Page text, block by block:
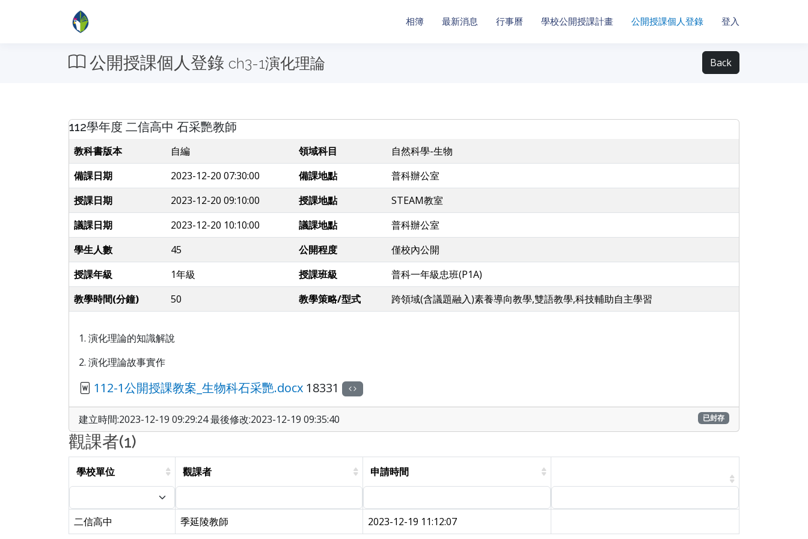
相簿 最新消息 行事曆 學校公開授課計畫 公開授課個人登錄 登入
公開授課個人登錄 ch3-1演化理論 Back
112學年度 二信高中 石采艷教師
教科書版本 自編 領域科目
自然科學-生物
備課日期
2023-12-20 07:30:00 備課地點
普科辦公室
授課日期
2023-12-20 09:10:00 授課地點
STEAM教室
議課日期
2023-12-20 10:10:00 議課地點
普科辦公室
學生人數
45 公開程度
僅校內公開
授課年級
1年級 授課班級
普科一年級忠班(P1A)
教學時間(分鐘)
50 教學策略/型式 跨領域(含議題融入)素養導向教學,雙語教學,科技輔助自主學習
1. 演化理論的知識解說
2. 演化理論故事實作
112-1公開授課教案_生物科石采艷.docx 18331
建立時間:2023-12-19 09:29:24 最後修改:2023-12-19 09:35:40 已封存
觀課者(1)
學校單位 觀課者 申請時間
二信高中 季延陵教師 2023-12-19 11:12:07